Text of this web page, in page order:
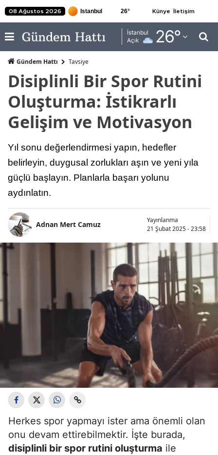
08 Ağustos 2026 26° Künye İletişim
İstanbul
Açık
26°
Adana
Adıyaman
Ağrı
Amasya
Ankara
Antalya
Artvin
Balıkesir
Bilecik
Bingöl
Bitlis
Burdur
Bursa
Çanakkale
Çankırı
Çorum
Diyarbakır
Edirne
Gündem Hattı Tavsiye
Disiplinli Bir Spor Rutini
Oluşturma: İstikrarlı
Gelişim ve Motivasyon
Yıl sonu değerlendirmesi yapın, hedefler
belirleyin, duygusal zorlukları aşın ve yeni yıla
güçlü başlayın. Planlarla başarı yolunu
aydınlatın.
Adnan Mert Camuz
Yayınlanma
21 Şubat 2025 - 23:58
Herkes spor yapmayı ister ama önemli olan
onu devam ettirebilmektir. İşte burada,
disiplinli bir spor rutini oluşturma ile